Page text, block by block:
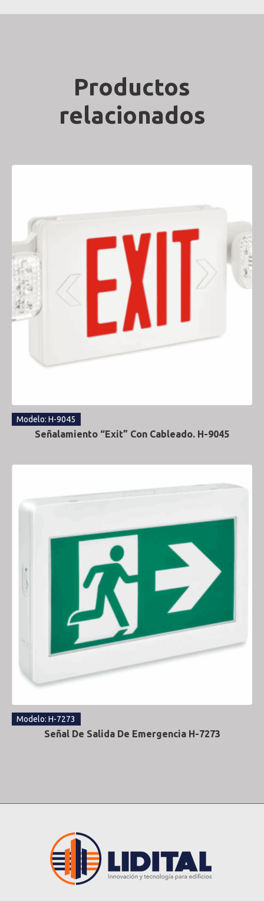
Productos
relacionados
Modelo: H-9045
Señalamiento “Exit” Con Cableado. H-9045
Modelo: H-7273
Señal De Salida De Emergencia H-7273